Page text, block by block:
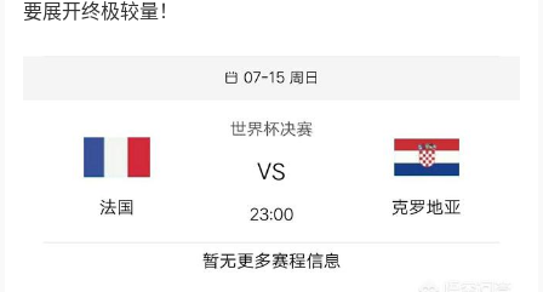
要展开终极较量！